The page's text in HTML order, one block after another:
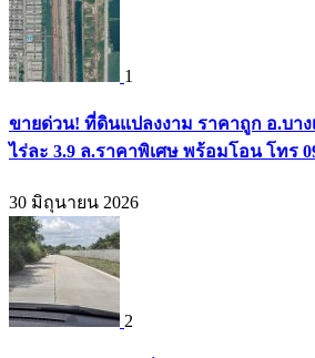
1
ขายด่วน! ที่ดินแปลงงาม ราคาถูก อ.บาง
ไร่ละ 3.9 ล.ราคาพิเศษ พร้อมโอน โทร
30 มิถุนายน 2026
2